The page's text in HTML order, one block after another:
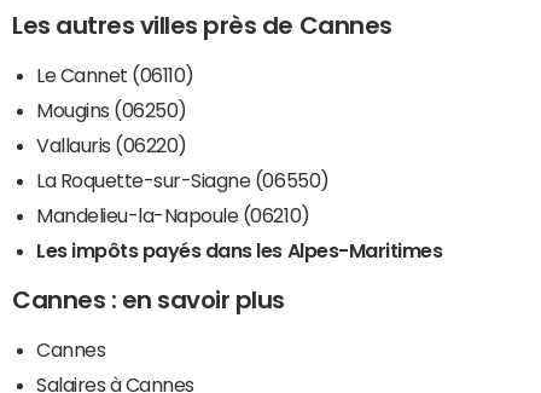
Les autres villes près de Cannes
Le Cannet (06110)
Mougins (06250)
Vallauris (06220)
La Roquette-sur-Siagne (06550)
Mandelieu-la-Napoule (06210)
Les impôts payés dans les Alpes-Maritimes
Cannes : en savoir plus
Cannes
Salaires à Cannes